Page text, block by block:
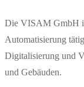
Die VISAM GmbH
Automatisierung
Digitalisierung und
und Gebäuden.